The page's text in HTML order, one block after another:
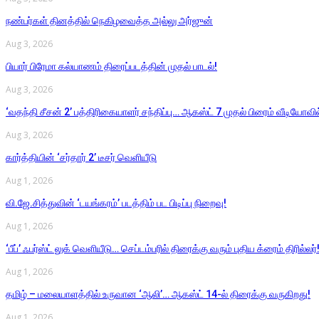
நண்பர்கள் தினத்தில் நெகிழவைத்த அல்லு அர்ஜுன்
Aug 3, 2026
பியார் பிரேமா கல்யாணம் திரைப்படத்தின் முதல் பாடல்!
Aug 3, 2026
‘வதந்தி சீசன் 2’ பத்திரிகையாளர் சந்திப்பு… ஆகஸ்ட் 7 முதல் பிரைம்
Aug 3, 2026
கார்த்தியின் ‘சர்தார் 2’ டீசர் வெளியீடு
Aug 1, 2026
வி.ஜே.சித்துவின் ‘டயங்கரம்’ படத்திம் பட பிடிப்பு நிறைவு!
Aug 1, 2026
‘பீப்’ ஃபர்ஸ்ட் லுக் வெளியீடு… செப்டம்பரில் திரைக்கு வரும் புதிய க்ரைம் திரில்லர்!
Aug 1, 2026
தமிழ் – மலையாளத்தில் உருவான ‘ஆலி’… ஆகஸ்ட் 14-ல் திரைக்கு வருகிறது!